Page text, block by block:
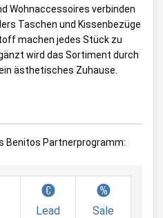
Wohnaccessoires verbinden
Taschen und Kissenbezüge
machen jedes Stück zu
wird das Sortiment durch
ästhetisches Zuhause.
Benitos Partnerprogramm:
Lead Sale